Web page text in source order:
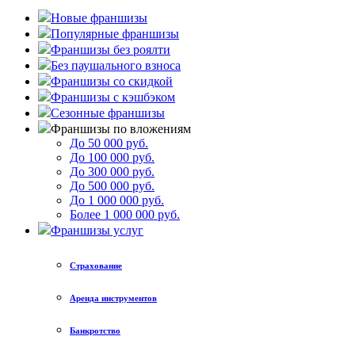
Новые франшизы
Популярные франшизы
Франшизы без роялти
Без паушального взноса
Франшизы со скидкой
Франшизы с кэшбэком
Сезонные франшизы
Франшизы по вложениям
До 50 000 руб.
До 100 000 руб.
До 300 000 руб.
До 500 000 руб.
До 1 000 000 руб.
Более 1 000 000 руб.
Франшизы услуг
Страхование
Аренда инструментов
Банкротство